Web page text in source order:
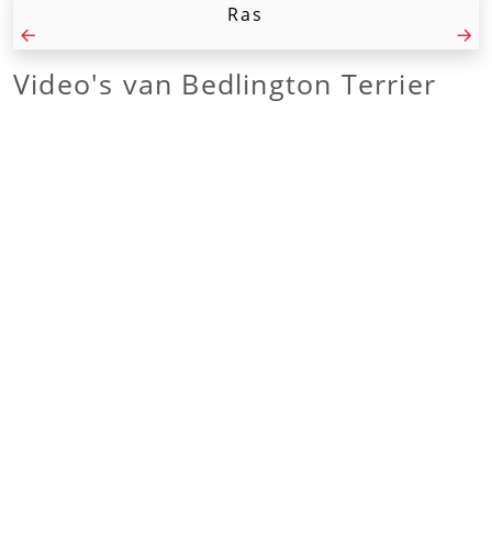
Ras
Video's van Bedlington Terrier